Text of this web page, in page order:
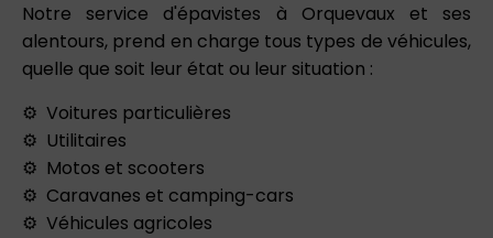
Notre service d'épavistes à Orquevaux et ses
alentours, prend en charge tous types de véhicules,
quelle que soit leur état ou leur situation :
Voitures particulières
Utilitaires
Motos et scooters
Caravanes et camping-cars
Véhicules agricoles